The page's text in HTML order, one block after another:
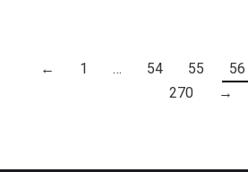
← 1 … 54 55 56
270
→